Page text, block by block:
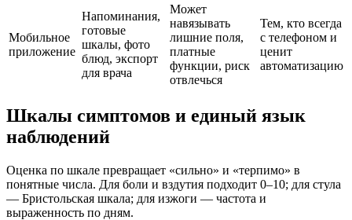
Мобильное
приложение
Напоминания,
готовые
шкалы, фото
блюд, экспорт
для врача
Может
навязывать
лишние поля,
платные
функции, риск
отвлечься
Тем, кто всегда
с телефоном и
ценит
автоматизацию
Шкалы симптомов и единый язык
наблюдений
Оценка по шкале превращает «сильно» и «терпимо» в
понятные числа. Для боли и вздутия подходит 0–10; для стула
— Бристольская шкала; для изжоги — частота и
выраженность по дням.